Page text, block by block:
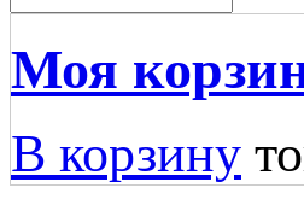
Моя
В корзину